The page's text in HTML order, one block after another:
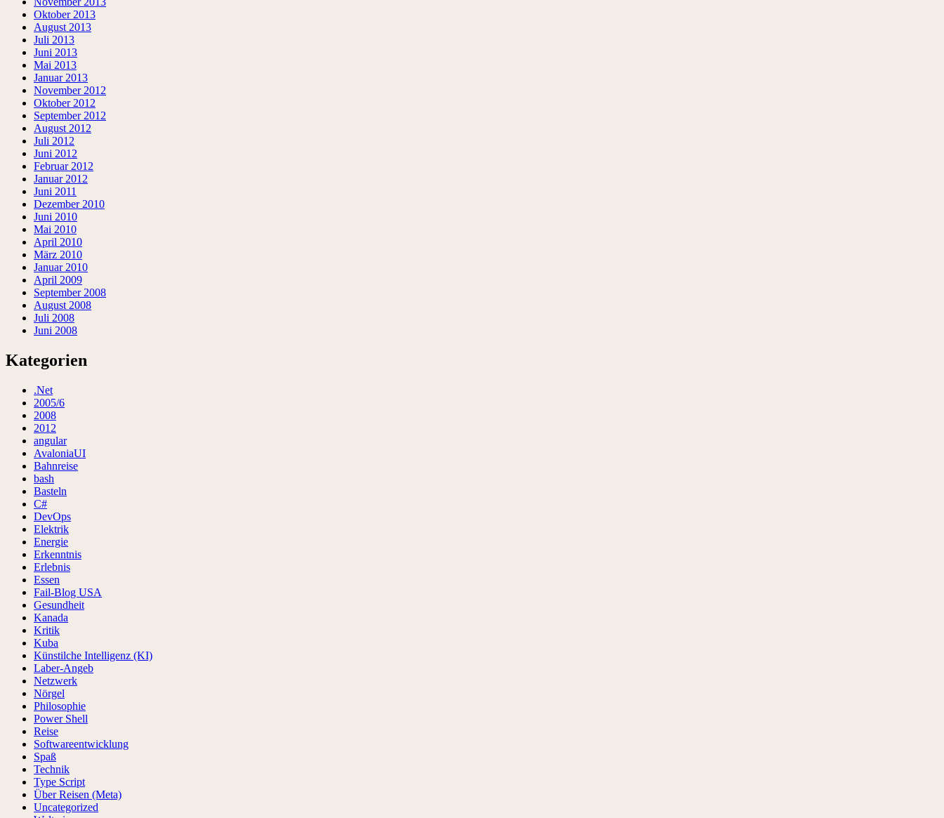
Oktober 2013
August 2013
Juli 2013
Juni 2013
Mai 2013
Januar 2013
November 2012
Oktober 2012
September 2012
August 2012
Juli 2012
Juni 2012
Februar 2012
Januar 2012
Juni 2011
Dezember 2010
Juni 2010
Mai 2010
April 2010
März 2010
Januar 2010
April 2009
September 2008
August 2008
Juli 2008
Juni 2008
Kategorien
.Net
2005/6
2008
2012
angular
AvaloniaUI
Bahnreise
bash
Basteln
C#
DevOps
Elektrik
Energie
Erkenntnis
Erlebnis
Essen
Fail-Blog USA
Gesundheit
Kanada
Kritik
Kuba
Künstilche Intelligenz (KI)
Laber-Angeb
Netzwerk
Nörgel
Philosophie
Power Shell
Reise
Softwareentwicklung
Spaß
Technik
Type Script
Über Reisen (Meta)
Uncategorized